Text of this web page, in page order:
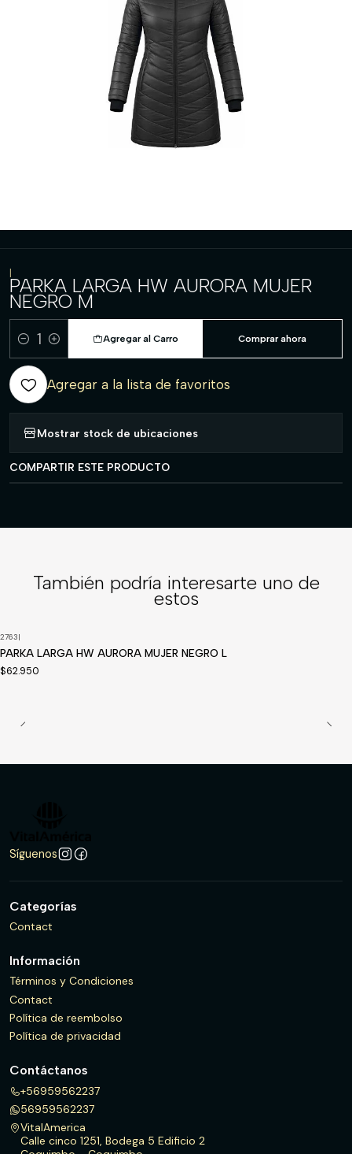
|
PARKA LARGA HW AURORA MUJER
NEGRO M
Cantidad
Agregar al Carro Comprar ahora
Agregar a la lista de favoritos
Mostrar stock de ubicaciones
COMPARTIR ESTE PRODUCTO
También podría interesarte uno de
estos
2763|
PARKA LARGA HW AURORA MUJER NEGRO L
$62.950
Síguenos
Categorías
Contact
Información
Términos y Condiciones
Contact
Política de reembolso
Política de privacidad
Contáctanos
+56959562237
56959562237
VitalAmerica
Calle cinco 1251, Bodega 5 Edificio 2